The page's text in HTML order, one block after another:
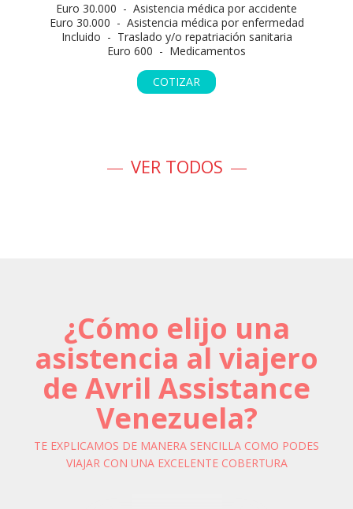
Euro 30.000 - Asistencia médica por accidente
Euro 30.000 - Asistencia médica por enfermedad
Incluido - Traslado y/o repatriación sanitaria
Euro 600 - Medicamentos
COTIZAR
VER TODOS
¿Cómo elijo una
asistencia al viajero
de Avril Assistance
Venezuela?
TE EXPLICAMOS DE MANERA SENCILLA COMO PODES
VIAJAR CON UNA EXCELENTE COBERTURA